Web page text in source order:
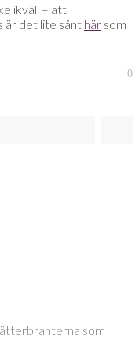
ikväll – att
är det lite sånt här som
0
som